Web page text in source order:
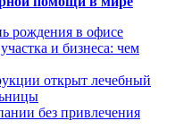
рождения в офисе
и бизнеса: чем
открыт лечебный
без привлечения